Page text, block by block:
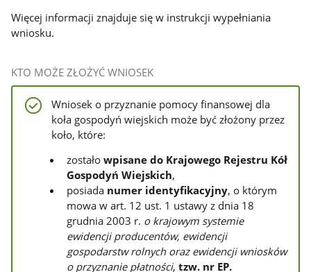
Więcej informacji znajduje się w instrukcji wypełniania
wniosku.
KTO MOŻE ZŁOŻYĆ WNIOSEK
Wniosek o przyznanie pomocy finansowej dla
koła gospodyń wiejskich może być złożony przez
koło, które:
zostałowpisane do Krajowego Rejestru Kół
Gospodyń Wiejskich,
posiada numer identyfikacyjny, o którym
mowa w art. 12 ust. 1 ustawy z dnia 18
grudnia 2003 r. o krajowym systemie
ewidencji producentów, ewidencji
gospodarstw rolnych oraz ewidencji wniosków
o przyznanie płatności,tzw. nr EP.